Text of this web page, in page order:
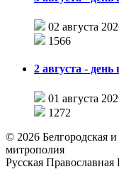
02 августа
1566
2 августа -
01 августа
1272
© 2026 Белгородская
митрополия
Русская